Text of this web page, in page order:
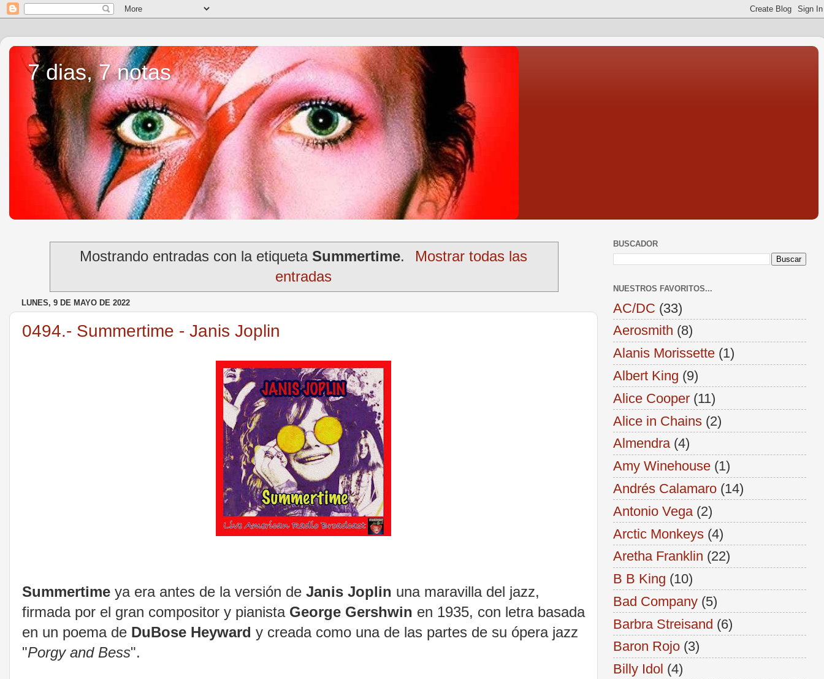
7 dias, 7 notas
Mostrando entradas con la etiqueta Summertime.
Mostrar todas las
entradas
LUNES, 9 DE MAYO DE 2022
0494.- Summertime - Janis Joplin
Summertime ya era antes de la versión de Janis Joplin una maravilla del jazz,
firmada por el gran compositor y pianista George Gershwin en 1935, con letra basada
en un poema de DuBose Heyward y creada como una de las partes de su ópera jazz
"Porgy and Bess".
BUSCADOR
NUESTROS FAVORITOS...
AC/DC (33)
Aerosmith (8)
Alanis Morissette (1)
Albert King (9)
Alice Cooper (11)
Alice in Chains (2)
Almendra (4)
Amy Winehouse (1)
Andrés Calamaro (14)
Antonio Vega (2)
Arctic Monkeys (4)
Aretha Franklin (22)
B B King (10)
Bad Company (5)
Barbra Streisand (6)
Baron Rojo (3)
Billy Idol (4)